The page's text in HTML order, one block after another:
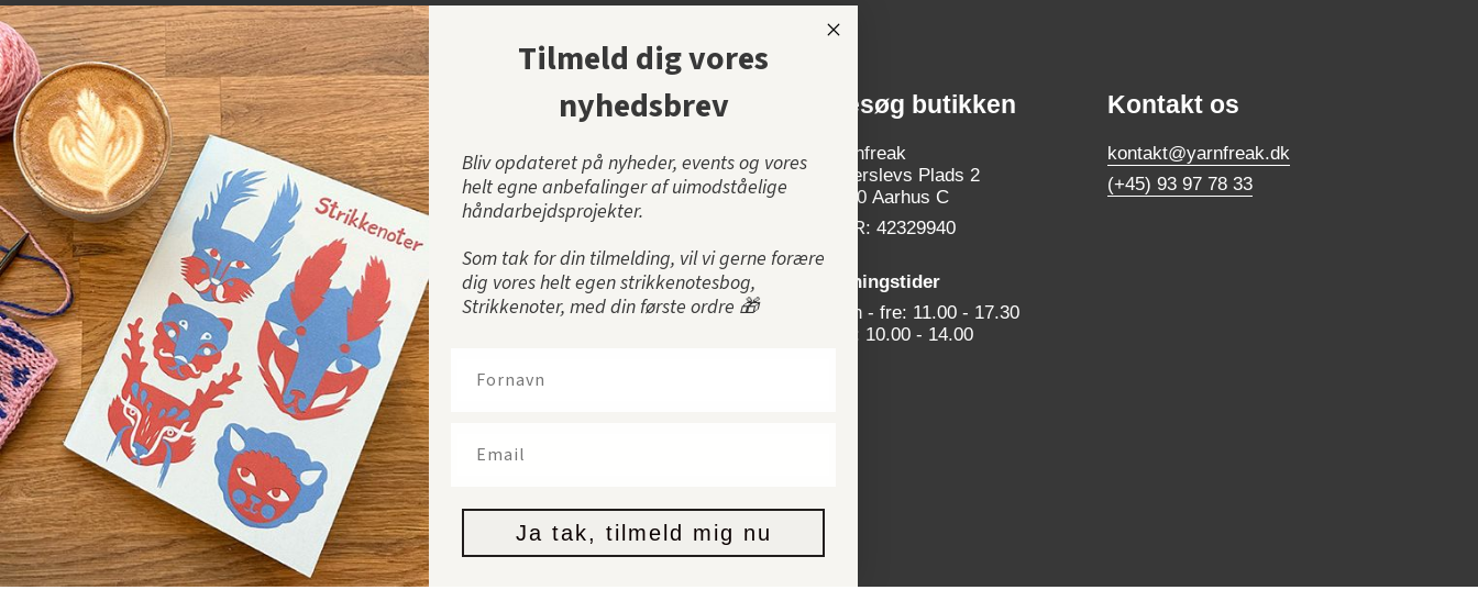
Tilmeld dig vores nyhedsbrev
– og bliv opdateret på nyheder, events og vores helt
egne anbefalinger af uimodståelige
håndarbejdsprojekter
Tilmeld
'
Denne side er beskyttet af hCaptcha, og hCaptchasPolitik om
beskyttelse af persondataogServicevilkår er gældende.
Instagram
Facebook
Kundeservice
Om Yarnfreak
KnitNight i Yarnfreak
Handelsbetingelser
Levering og retur
Returseddel
Køb returlabel
Besøg butikken
Yarnfreak
Ingerslevs Plads 2
8000 Aarhus C
CVR: 42329940
Åbningstider
Man - fre: 11.00 - 17.30
Lør: 10.00 - 14.00
Kontakt os
kontakt@yarnfreak.dk
(+45) 93 97 78 33
Tilmeld dig vores
nyhedsbrev
Bliv opdateret på nyheder, events og vores
helt egne anbefalinger af uimodståelige
håndarbejdsprojekter.
Som tak for din tilmelding, vil vi gerne forære
dig vores helt egen strikkenotesbog,
Strikkenoter, med din første ordre 🎁
Ja tak, tilmeld mig nu